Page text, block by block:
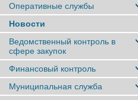
Оперативные службы
Новости
Ведомственный контроль в
сфере закупок
Финансовый контроль
Муниципальная служба